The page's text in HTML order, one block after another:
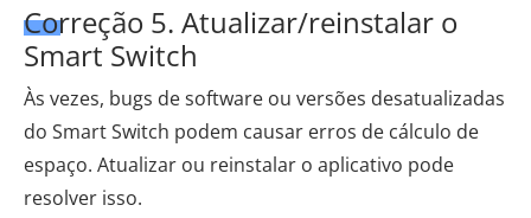
Correção 5. Atualizar/reinstalar o
Smart Switch
Às vezes, bugs de software ou versões desatualizadas
do Smart Switch podem causar erros de cálculo de
espaço. Atualizar ou reinstalar o aplicativo pode
resolver isso.